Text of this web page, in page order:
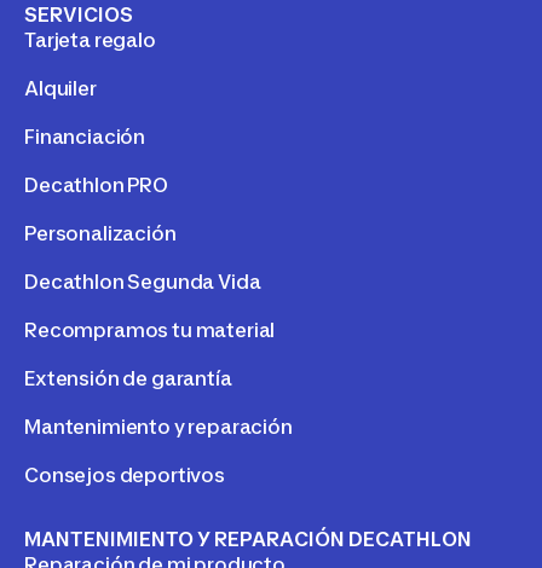
SERVICIOS
Tarjeta regalo
Alquiler
Financiación
Decathlon PRO
Personalización
Decathlon Segunda Vida
Recompramos tu material
Extensión de garantía
Mantenimiento y reparación
Consejos deportivos
MANTENIMIENTO Y REPARACIÓN DECATHLON